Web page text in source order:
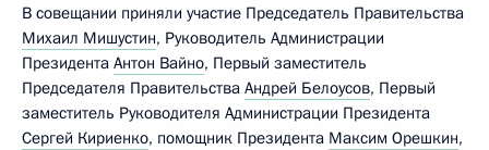
В совещании приняли участие Председатель Правительства
Михаил Мишустин, Руководитель Администрации
Президента Антон Вайно, Первый заместитель
Председателя Правительства Андрей Белоусов, Первый
заместитель Руководителя Администрации Президента
Сергей Кириенко, помощник Президента Максим Орешкин,